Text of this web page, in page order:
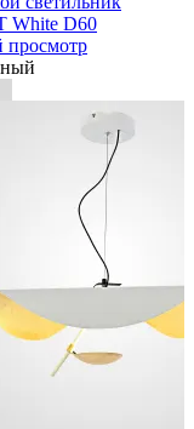
White D60
просмотр